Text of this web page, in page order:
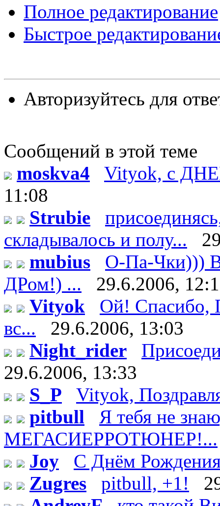
Полное редактирование
Быстрое
Авторизуйтесь для
Сообщений в этой теме
moskva4
Vityok, с
11:08
Strubie
складывалось и полу...
mubius
О-Па-Чки)))
ДРом!) ...
29.6.2006,
Vityok
Ой! Спасибо,
вс...
29.6.2006, 13:03
Night_rider
29.6.2006, 13:33
S_P
Vityok,
pitbull
Я тебя не
МЕГАСИЕРРОТЮНЕР!...
Joy
С Днём
Zugres
pitbull, +1!